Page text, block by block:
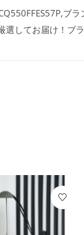
ブ
してお届け！ブ